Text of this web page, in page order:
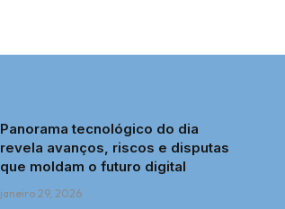
Panorama tecnológico do dia
revela avanços, riscos e disputas
que moldam o futuro digital
janeiro 29, 2026